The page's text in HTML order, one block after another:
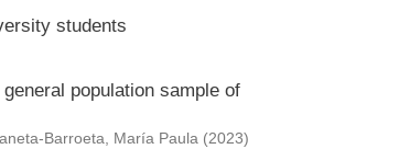
students
population sample of
Barroeta, María Paula (2023)